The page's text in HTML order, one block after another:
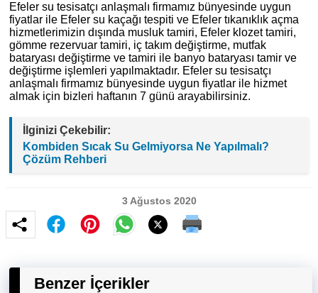
Efeler su tesisatçı anlaşmalı firmamız bünyesinde uygun
fiyatlar ile Efeler su kaçağı tespiti ve Efeler tıkanıklık açma
hizmetlerimizin dışında musluk tamiri, Efeler klozet tamiri,
gömme rezervuar tamiri, iç takım değiştirme, mutfak
bataryası değiştirme ve tamiri ile banyo bataryası tamir ve
değiştirme işlemleri yapılmaktadır. Efeler su tesisatçı
anlaşmalı firmamız bünyesinde uygun fiyatlar ile hizmet
almak için bizleri haftanın 7 günü arayabilirsiniz.
İlginizi Çekebilir:
Kombiden Sıcak Su Gelmiyorsa Ne Yapılmalı?
Çözüm Rehberi
3 Ağustos 2020
Benzer İçerikler